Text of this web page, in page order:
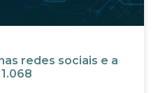
redes sociais e a